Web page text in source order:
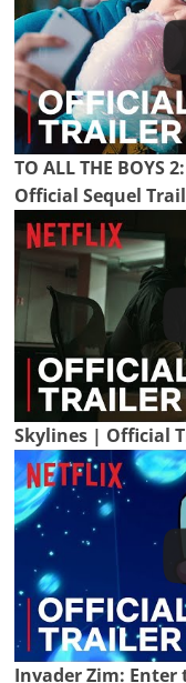
TO ALL THE BOYS
Official Sequel
Skylines | Official
Invader Zim: